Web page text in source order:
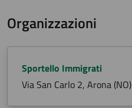
Organizzazioni
Sportello Immigrati
Via San Carlo 2, Arona (NO)